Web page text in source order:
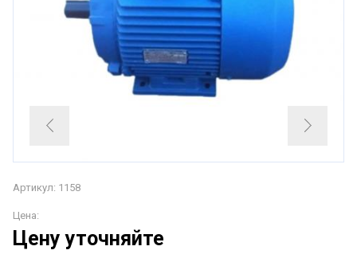
Артикул: 1158
Цена:
Цену уточняйте